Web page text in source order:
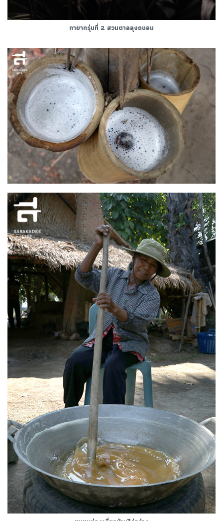
ทายาทรุ่นที่ 2 สวนตาลลุงถนอม